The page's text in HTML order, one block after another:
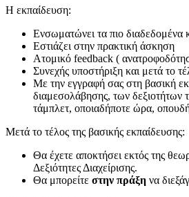
Η εκπαίδευση:
Ενσωματώνει τα πιο διαδεδομένα
Εστιάζει στην πρακτική άσκηση
Ατομικό feedback (
Συνεχής υποστήριξη και μετά το
Με την εγγραφή σας στη βασική
διαμεσολάβησης, των δεξιοτήτων
τάμπλετ, οποιαδήποτε ώρα,
Μετά το τέλος της βασικής εκπαίδευσης:
Θα έχετε αποκτήσει εκτός της
Δεξιότητες Διαχείρισης.
Θα μπορείτε στην πράξη να